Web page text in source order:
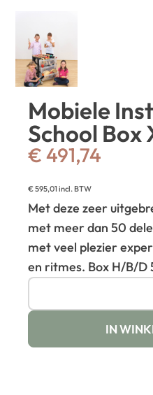
Mobiele
School Box
€ 491,74
€595,01 incl. BTW
Met deze zeer
met meer dan 50
met veel plezier
en ritmes. Box H/B/D
IN